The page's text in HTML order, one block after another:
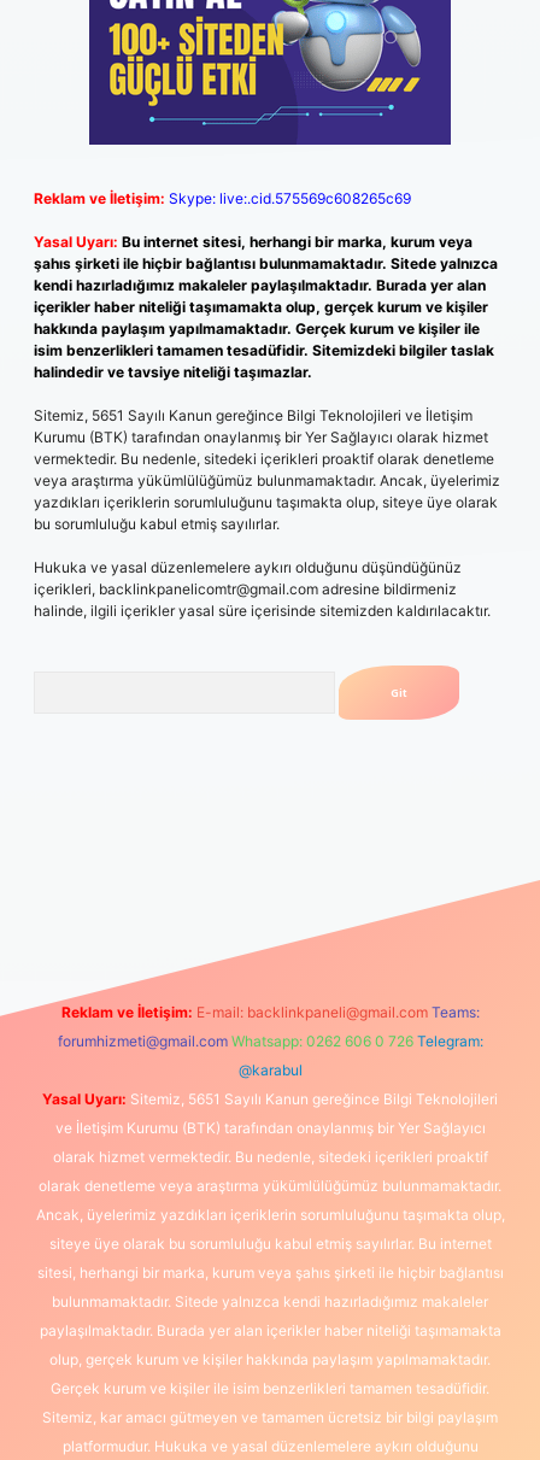
Reklam ve İletişim: Skype: live:.cid.575569c608265c69
Yasal Uyarı: Bu internet sitesi, herhangi bir marka, kurum veya
şahıs şirketi ile hiçbir bağlantısı bulunmamaktadır. Sitede yalnızca
kendi hazırladığımız makaleler paylaşılmaktadır. Burada yer alan
içerikler haber niteliği taşımamakta olup, gerçek kurum ve kişiler
hakkında paylaşım yapılmamaktadır. Gerçek kurum ve kişiler ile
isim benzerlikleri tamamen tesadüfidir. Sitemizdeki bilgiler taslak
halindedir ve tavsiye niteliği taşımazlar.
Sitemiz, 5651 Sayılı Kanun gereğince Bilgi Teknolojileri ve İletişim
Kurumu (BTK) tarafından onaylanmış bir Yer Sağlayıcı olarak hizmet
vermektedir. Bu nedenle, sitedeki içerikleri proaktif olarak denetleme
veya araştırma yükümlülüğümüz bulunmamaktadır. Ancak, üyelerimiz
yazdıkları içeriklerin sorumluluğunu taşımakta olup, siteye üye olarak
bu sorumluluğu kabul etmiş sayılırlar.
Hukuka ve yasal düzenlemelere aykırı olduğunu düşündüğünüz
içerikleri, backlinkpanelicomtr@gmail.com adresine bildirmeniz
halinde, ilgili içerikler yasal süre içerisinde sitemizden kaldırılacaktır.
betexper yeni giriş
Reklam ve İletişim: E-mail: backlinkpaneli@gmail.com Teams:
forumhizmeti@gmail.com Whatsapp: 0262 606 0 726 Telegram:
@karabul
Yasal Uyarı: Sitemiz, 5651 Sayılı Kanun gereğince Bilgi Teknolojileri
ve İletişim Kurumu (BTK) tarafından onaylanmış bir Yer Sağlayıcı
olarak hizmet vermektedir. Bu nedenle, sitedeki içerikleri proaktif
olarak denetleme veya araştırma yükümlülüğümüz bulunmamaktadır.
Ancak, üyelerimiz yazdıkları içeriklerin sorumluluğunu taşımakta olup,
siteye üye olarak bu sorumluluğu kabul etmiş sayılırlar. Bu internet
sitesi, herhangi bir marka, kurum veya şahıs şirketi ile hiçbir bağlantısı
bulunmamaktadır. Sitede yalnızca kendi hazırladığımız makaleler
paylaşılmaktadır. Burada yer alan içerikler haber niteliği taşımamakta
olup, gerçek kurum ve kişiler hakkında paylaşım yapılmamaktadır.
Gerçek kurum ve kişiler ile isim benzerlikleri tamamen tesadüfidir.
Sitemiz, kar amacı gütmeyen ve tamamen ücretsiz bir bilgi paylaşım
platformudur. Hukuka ve yasal düzenlemelere aykırı olduğunu